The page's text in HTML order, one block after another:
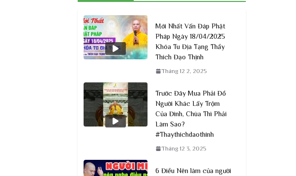
Mới Nhất Vấn Đáp Phật
Pháp Ngày 18/04/2025
Khóa Tu Địa Tạng Thầy
Thích Đạo Thịnh
Tháng 12 2, 2025
Trước Đây Mua Phải Đồ
Người Khác Lấy Trộm
Của Đình, Chùa Thì Phải
Làm Sao?
#Thaythichdaothinh
Tháng 12 3, 2025
6 Điều Nên làm của người